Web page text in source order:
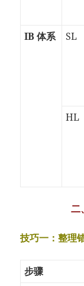
IB 体系 SL
HL
二
技巧一：整理
步骤